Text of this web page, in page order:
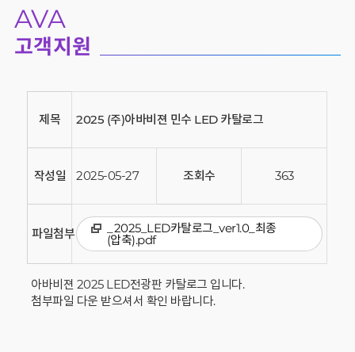
AVA
고객지원
제목 2025 (주)아바비젼 민수 LED 카탈로그
작성일 2025-05-27 조회수 363
파일첨부 _2025_LED카탈로그_ver1.0_최종
(압축).pdf
아바비젼 2025 LED전광판 카탈로그 입니다.
첨부파일 다운 받으셔서 확인 바랍니다.